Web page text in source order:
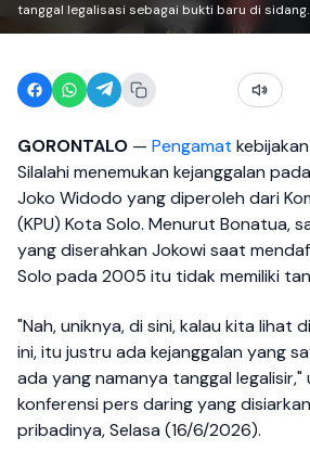
tanggal legalisasi sebagai bukti baru di sidang.
GORONTALO — Pengamat
Silalahi menemukan kejanggalan
Joko Widodo yang diperoleh dari
(KPU) Kota Solo. Menurut Bonatua,
yang diserahkan Jokowi saat
Solo pada 2005 itu tidak memiliki
"Nah, uniknya, di sini, kalau kita lihat
ini, itu justru ada kejanggalan yang
ada yang namanya tanggal legalisir,"
konferensi pers daring yang
pribadinya, Selasa (16/6/2026).